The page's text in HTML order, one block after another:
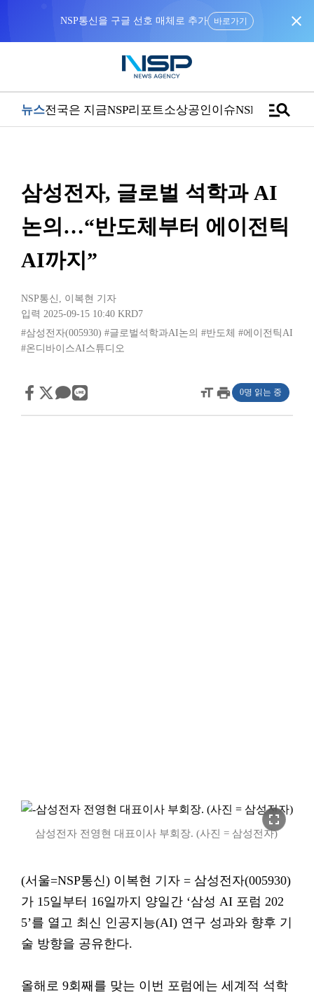
NSP통신을 구글 선호 매체로 추가 바로가기 close
뉴스전국은 지금NSP리포트소상공인이슈NSPTVmanage_search
삼성전자, 글로벌 석학과 AI
논의…“반도체부터 에이전틱
AI까지”
NSP통신 , 이복현 기자
입력 2025-09-15 10:40 KRD7
#삼성전자(005930) #글로벌석학과AI논의 #반도체 #에이전틱AI
#온디바이스AI스튜디오
format_sizeprint 0명 읽는 중
fullscreen
삼성전자 전영현 대표이사 부회장. (사진 = 삼성전자)
(서울=NSP통신) 이복현 기자 = 삼성전자(005930)
가 15일부터 16일까지 양일간 ‘삼성 AI 포럼 202
5’를 열고 최신 인공지능(AI) 연구 성과와 향후 기
술 방향을 공유한다.
올해로 9회째를 맞는 이번 포럼에는 세계적 석학